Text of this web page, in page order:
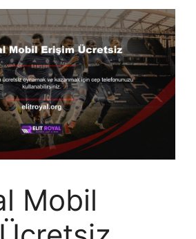
Mobil